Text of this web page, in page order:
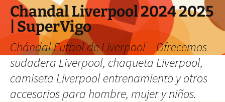
Chandal Liverpool 2024 2025
| SuperVigo
Chándal Futbol de Liverpool – Ofrecemos
sudadera Liverpool, chaqueta Liverpool,
camiseta Liverpool entrenamiento y otros
accesorios para hombre, mujer y niños.